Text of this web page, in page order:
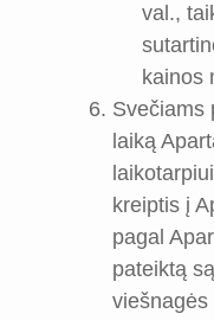
val.,
kainos
Svečiams
laiką
kreiptis į
pagal
pateiktą
viešnagės